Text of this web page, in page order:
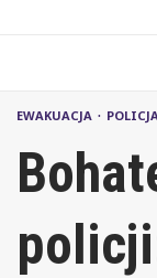
EWAKUACJA POLICJA